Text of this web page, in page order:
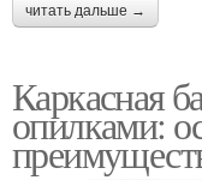
читать дальше →
Каркасная
опилками: